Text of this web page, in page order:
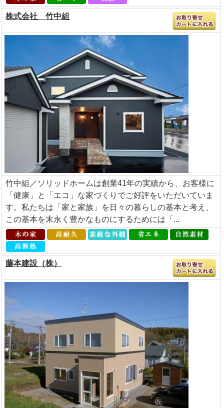
株式会社 竹中組
竹中組／ソリッドホームは創業41年の実績から、お客様に
「健康」と「エコ」な家づくりでご好評をいただいていま
す。私たちは「家と家族」を日々の暮らしの基本と考え、
この基本を末永く豊かなものにするためには「...
藤本建設（株）